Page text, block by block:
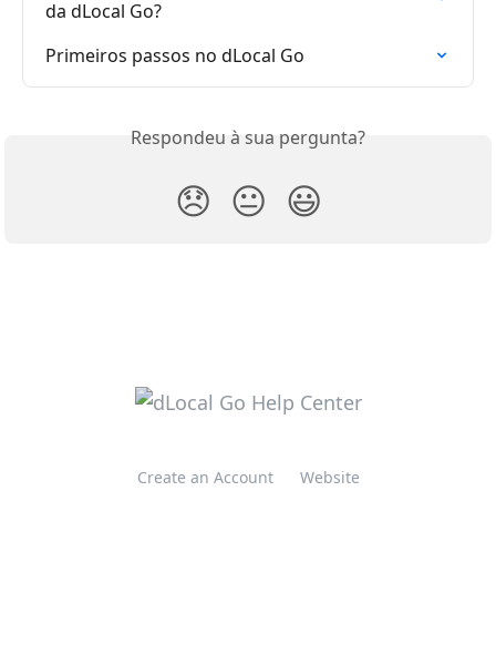
da dLocal Go?
Primeiros passos no dLocal Go
Respondeu à sua pergunta?
😞 😐 😃
Create an Account Website